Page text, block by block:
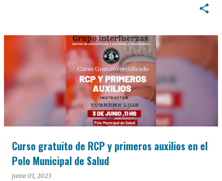
Curso gratuito de RCP y primeros auxilios en el
Polo Municipal de Salud
junio 01, 2023